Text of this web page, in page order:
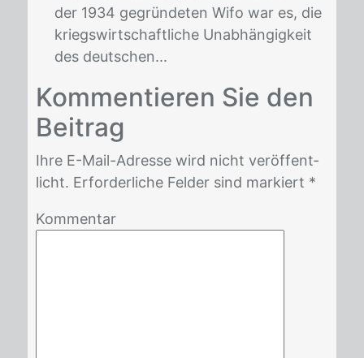
der 1934 gegründeten Wifo war es, die
kriegswirtschaftliche Unabhängigkeit
des deutschen...
Kom­men­tie­ren Sie den
Bei­trag
Ihre E-Mail-Adres­se wird nicht ver­öf­fent­
licht. Er­for­der­li­che Fel­der sind mar­kiert *
Kommentar